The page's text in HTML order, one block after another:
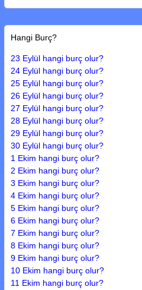
Hangi Burç?
23 Eylül hangi burç olur?
24 Eylül hangi burç olur?
25 Eylül hangi burç olur?
26 Eylül hangi burç olur?
27 Eylül hangi burç olur?
28 Eylül hangi burç olur?
29 Eylül hangi burç olur?
30 Eylül hangi burç olur?
1 Ekim hangi burç olur?
2 Ekim hangi burç olur?
3 Ekim hangi burç olur?
4 Ekim hangi burç olur?
5 Ekim hangi burç olur?
6 Ekim hangi burç olur?
7 Ekim hangi burç olur?
8 Ekim hangi burç olur?
9 Ekim hangi burç olur?
10 Ekim hangi burç olur?
11 Ekim hangi burç olur?